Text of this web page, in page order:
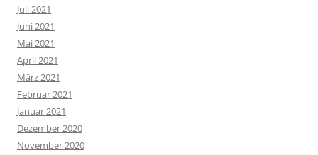
Juli 2021
Juni 2021
Mai 2021
April 2021
März 2021
Februar 2021
Januar 2021
Dezember 2020
November 2020